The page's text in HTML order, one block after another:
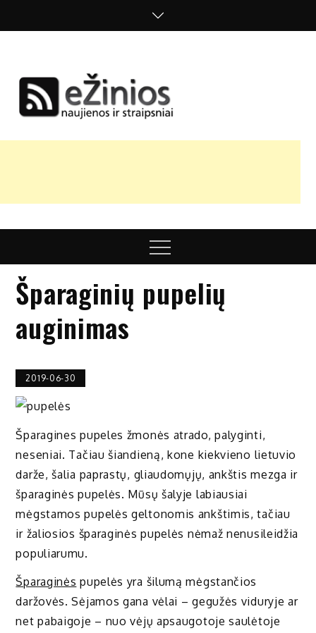
nuomonės
Menu
Šparaginių pupelių
auginimas
2019-06-30
Šparagines pupeles žmonės atrado, palyginti,
neseniai. Tačiau šiandieną, kone kiekvieno lietuvio
darže, šalia paprastų, gliaudomųjų, ankštis mezga ir
šparaginės pupelės. Mūsų šalyje labiausiai
mėgstamos pupelės geltonomis ankštimis, tačiau
ir žaliosios šparaginės pupelės nėmaž nenusileidžia
populiarumu.
Šparaginės pupelės yra šilumą mėgstančios
daržovės. Sėjamos gana vėlai – gegužės viduryje ar
net pabaigoje – nuo vėjų apsaugotoje saulėtoje